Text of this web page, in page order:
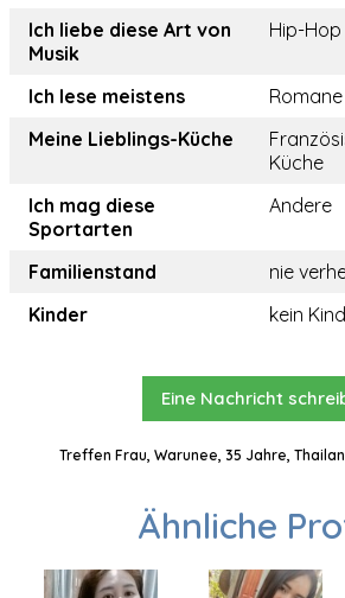
Ich liebe diese Art von
Musik
Hip-Hop
Ich lese meistens
Romane
Meine Lieblings-Küche
Küche
Ich mag diese
Sportarten
Andere
Familienstand
nie
Kinder
kein Kind
Eine Nachricht
Treffen Frau, Warunee, 35 Jahre,
Ähnliche